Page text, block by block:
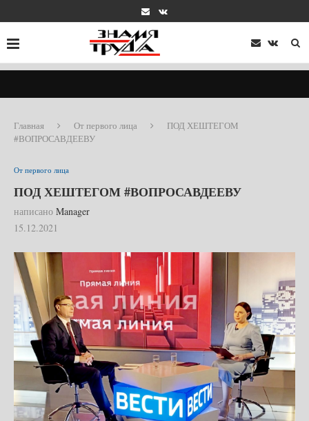
Главная От первого лица
ПОД ХЕШТЕГОМ
#ВОПРОСАВДЕЕВУ
От первого лица
ПОД ХЕШТЕГОМ #ВОПРОСАВДЕЕВУ
написано Manager
15.12.2021